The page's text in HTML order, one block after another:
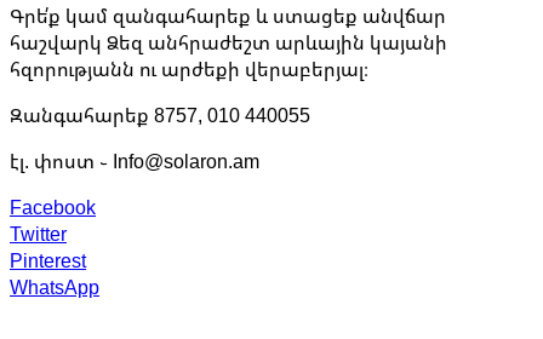
Գրե՛ք կամ զանգահարեք և ստացեք անվճար
հաշվարկ Ձեզ անհրաժեշտ արևային կայանի
հզորությանն ու արժեքի վերաբերյալ։
Զանգահարեք 8757, 010 440055
էլ. փոստ ֊ Info@solaron.am
Facebook
Twitter
Pinterest
WhatsApp